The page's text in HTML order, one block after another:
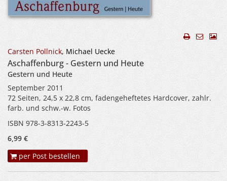
Carsten Pollnick, Michael Uecke
Aschaffenburg - Gestern und Heute
Gestern und Heute
September 2011
72 Seiten, 24,5 x 22,8 cm, fadengeheftetes Hardcover, zahlr.
farb. und schw.-w. Fotos
ISBN 978-3-8313-2243-5
6,99 €
per Post bestellen